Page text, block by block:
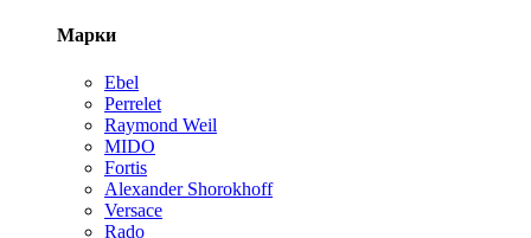
Марки
Ebel
Perrelet
Raymond Weil
MIDO
Fortis
Alexander Shorokhoff
Versace
Rado